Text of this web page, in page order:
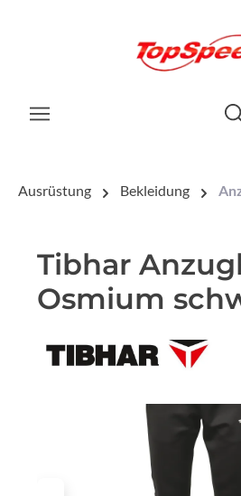
Ausrüstung Bekleidung
Tibhar
Osmium
Bildergalerie überspringen